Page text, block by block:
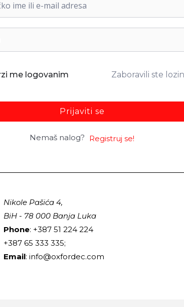
me logovanim Zaboravili ste
Prijaviti se
Nemaš nalog? Registruj se!
Nikole Pašića 4,
BiH - 78 000 Banja Luka
Phone: +387 51 224 224
+387 65 333 335;
Email: info@oxfordec.com